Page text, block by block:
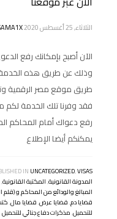
الثلاثاء, 25 أغسطس 2020
الآن أصبح بإمكانك رفع
وذلك عن طريق هذه
طريق موقع مصر الرقمية
فقد وفرنا تلك الخدمة
رفع دعواك أمام المحاكم
يمكنكم أيضا الإطلاع
IN UNCATEGORIZED,VISAS
المدونة القانونية,المكتبة القانونية,
المبالغ والودائع من المحاكم و (قلم
قضايا دم,قضايا عرض,قضايا مال,
للتحميل,مذكرات دفاع جنائي للتحميل